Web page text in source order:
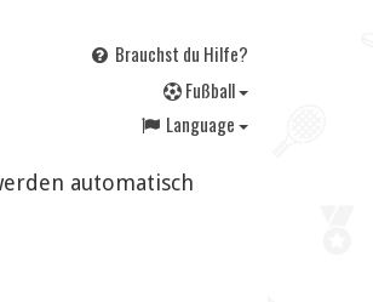
Brauchst du Hilfe?
Fußball
Language
automatisch